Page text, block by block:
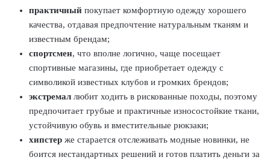
практичный покупает комфортную одежду хорошего
качества, отдавая предпочтение натуральным тканям и
известным брендам;
спортсмен, что вполне логично, чаще посещает
спортивные магазины, где приобретает одежду с
символикой известных клубов и громких брендов;
экстремал любит ходить в рискованные походы, поэтому
предпочитает грубые и практичные износостойкие ткани,
устойчивую обувь и вместительные рюкзаки;
хипстер же старается отслеживать модные новинки, не
боится нестандартных решений и готов платить деньги за